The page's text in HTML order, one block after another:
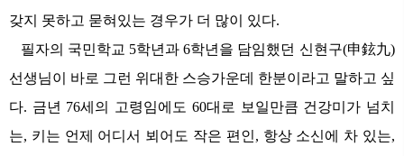
갖지 못하고 묻혀있는 경우가 더 많이 있다.
필자의 국민학교 5학년과 6학년을 담임했던 신현구(申鉉九)
선생님이 바로 그런 위대한 스승가운데 한분이라고 말하고 싶
다. 금년 76세의 고령임에도 60대로 보일만큼 건강미가 넘치
는, 키는 언제 어디서 뵈어도 작은 편인, 항상 소신에 차 있는,